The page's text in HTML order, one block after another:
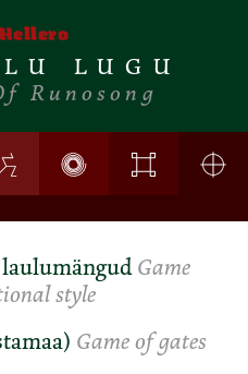
LUGU
Runosong
Game
style
Game of gates